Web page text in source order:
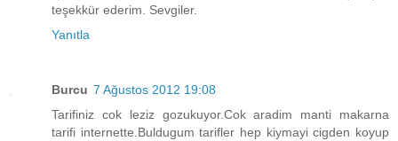
teşekkür ederim. Sevgiler.
Yanıtla
Burcu 7 Ağustos 2012 19:08
Tarifiniz cok leziz gozukuyor.Cok aradim manti makarna
tarifi internette.Buldugum tarifler hep kiymayi cigden koyup